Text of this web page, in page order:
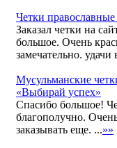
Четки православные
Заказал четки на
большое. Очень
замечательно. удачи
Мусульманские
«Выбирай успех»
Спасибо большое!
благополучно.
заказывать еще. ...»»